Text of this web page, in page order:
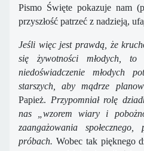
Pismo Święte pokazuje nam
przyszłość patrzeć z nadzieją,
Jeśli więc jest prawdą, że
się żywotności młodych,
niedoświadczenie młodych
starszych, aby mądrze
Papież. Przypomniał rolę
nas „wzorem wiary i
zaangażowania
próbach. Wobec tak pięknego